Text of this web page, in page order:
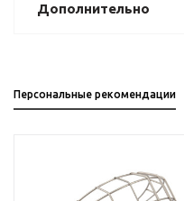
Дополнительно
Персональные рекомендации